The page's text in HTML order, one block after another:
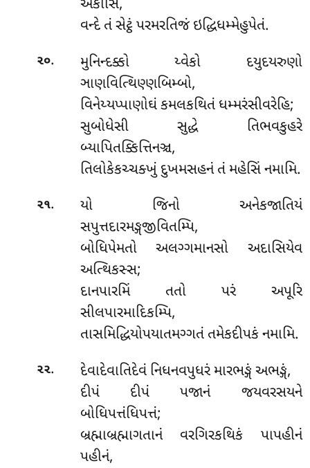
અકાસિ,
વન્દે તં સેટ્ઠં પરમરતિજં ઇદ્ધિધમ્મેહુપેતં.
૨૦. મુનિન્દક્કોય્વેકો દયુદયરુણો
ઞાણવિત્થિણ્ણબિમ્બો,
વિનેય્યપ્પાણોઘં કમલકથિતં ધમ્મરંસીવરેહિ;
સુબોધેસી સુદ્ધે તિભવકુહરે
બ્યાપિતક્કિત્તિનઞ્ચ,
તિલોકેકચ્ચક્ખું દુખમસહનં તં મહેસિં નમામિ.
૨૧.
યો જિનો અનેકજાતિયં
સપુત્તદારમઙ્ગજીવિતમ્પિ,
બોધિપેમતો અલગ્ગમાનસો અદાસિયેવ
અત્થિકસ્સ;
દાનપારમિં તતો પરં અપૂરિ
સીલપારમાદિકમ્પિ,
તાસમિદ્ધિયોપયાતમગ્ગતં તમેકદીપકં નમામિ.
૨૨.
દેવાદેવાતિદેવં નિધનવપુધરં મારભઙ્ગં અભઙ્ગં,
દીપં દીપં પજાનં જયવરસયને
બોધિપત્તંધિપત્તં;
બ્રહ્માબ્રહ્માગતાનં વરગિરકથિકં પાપહીનં
પહીનં,